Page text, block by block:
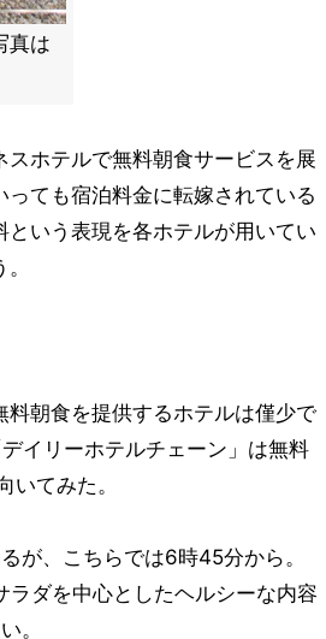
真は
ホテルで無料朝食サービスを展
ても宿泊料金に転嫁されている
いう表現を各ホテルが用いてい
朝食を提供するホテルは僅少で
イリーホテルチェーン」は無料
てみた。
が、こちらでは6時45分から。
ダを中心としたヘルシーな内容
。